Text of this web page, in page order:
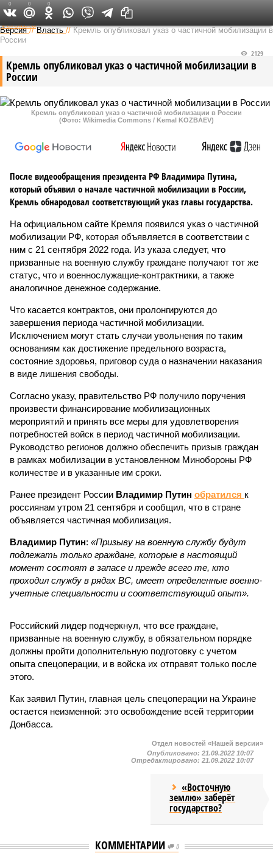
Федеральный выпуск
Версия //Власть //Кремль опубликовал указ о частичной мобилизации в
России
Кремль опубликовал указ о частичной мобилизации в
России
2129
Кремль опубликовал указ о частичной мобилизации в России
(Фото: Wikimedia Commons / Kemal KOZBAEV)
После видеообращения президента РФ Владимира Путина,
который объявил о начале частичной мобилизации в России,
Кремль обнародовал соответствующий указ главы государства.
На официальном сайте Кремля появился указ о частичной
мобилизации РФ, которая объявляется в соответствии с
ним с 21 сентября 2022 года. Из указа следует, что
призванные на военную службу граждане получают тот же
статус, что и военнослужащие-контрактники, а также
аналогичное денежное содержание.
Что касается контрактов, они пролонгируются до
завершения периода частичной мобилизации.
Исключением могут стать случаи увольнения по таким
основаниям как достижение предельного возраста,
состояние здоровья, приговор суда о назначении наказания
в виде лишения свободы.
Согласно указу, правительство РФ получило поручения
произвести финансирование мобилизационных
мероприятий и принять все меры для удовлетворения
потребностей войск в период частичной мобилизации.
Руководство регионов должно обеспечить призыв граждан
в рамках мобилизации в установленном Минобороны РФ
количестве и в указанные им сроки.
Ранее президент России Владимир Путин обратился к
россиянам утром 21 сентября и сообщил, что в стране
объявляется частичная мобилизация.
Владимир Путин: «Призыву на военную службу будут
подлежать только граждане, которые в настоящий
момент состоят в запасе и прежде всего те, кто
проходил службу в рядах ВС, имеет определенные военно-
учетные специальности и соответствующий опыт».
Российский лидер подчеркнул, что все граждане,
призванные на военную службу, в обязательном порядке
должны пройти дополнительную подготовку с учетом
опыта спецоперации, и в войска их отправят только после
этого.
Как заявил Путин, главная цель спецоперации на Украине
остается неизменной: это освобождение всей территории
Донбасса.
0 0 0
Отдел новостей «Нашей версии»
Опубликовано: 21.09.2022 10:07
Отредактировано: 21.09.2022 10:07
«Восточную
землю» заберёт
государство?
КОММЕНТАРИИ 0